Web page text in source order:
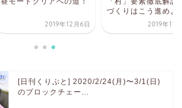
2019年12月6日
づくりはこう進めよ
2019年11
[日刊くりぷと] 2020/2/24(月)〜3/1(日)
のブロックチェー...